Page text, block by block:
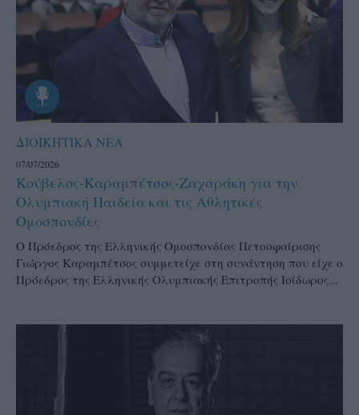
ΔΙΟΙΚΗΤΙΚΑ ΝΕΑ
07/07/2026
Κούβελος-Καραμπέτσος-Ζαχαράκη για την
Ολυμπιακή Παιδεία και τις Αθλητικές
Ομοσπονδίες
Ο Πρόεδρος της Ελληνικής Ομοσπονδίας Πετοσφαίρισης
Γιώργος Καραμπέτσος συμμετείχε στη συνάντηση που είχε ο
Πρόεδρος της Ελληνικής Ολυμπιακής Επιτροπής Ισίδωρος...